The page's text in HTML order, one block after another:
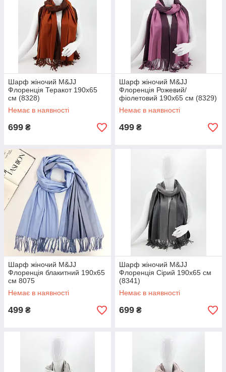
Шарф жіночий M&JJ
Флоренція Теракот 190х65
см (8328)
Немає в наявності
699 ₴
Шарф жіночий M&JJ
Флоренція Рожевий/
фіолетовий 190х65 см (8329)
Немає в наявності
499 ₴
Шарф жіночий M&JJ
Флоренція блакитний 190х65
см 8075
Немає в наявності
499 ₴
Шарф жіночий M&JJ
Флоренція Сірий 190х65 см
(8341)
Немає в наявності
699 ₴